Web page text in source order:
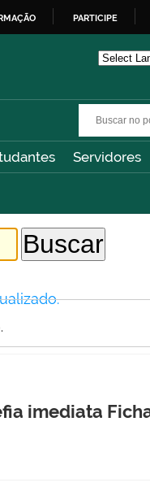
PARTICIPE
Servidores
imediata